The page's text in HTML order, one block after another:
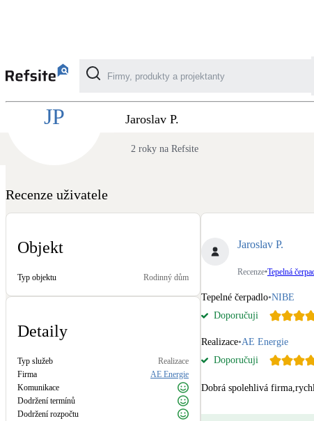
Dotační, energetické služby
Teplovzdušné vytápění
Stínicí technika
Žaluzie, markýzy, pergoly
JP
Recenze AE Energie - Tepelná čerpadla z
Jaroslav P.
2 roky na Refsite
Recenze uživatele
Objekt
Typ objektu Rodinný dům
Detaily
Typ služeb
Realizace
Firma
AE Energie
Komunikace
Dodržení termínů
Dodržení rozpočtu
Jaroslav P.
Recenze•Tepelná
Tepelné čerpadlo•NIBE
Doporučuji
Realizace•AE Energie
Doporučuji
Dobrá spolehlivá